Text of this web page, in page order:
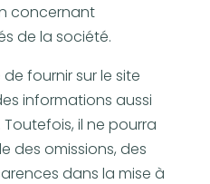
concernant
de la société.
de fournir sur le site
informations aussi
il ne pourra
des omissions, des
dans la mise à